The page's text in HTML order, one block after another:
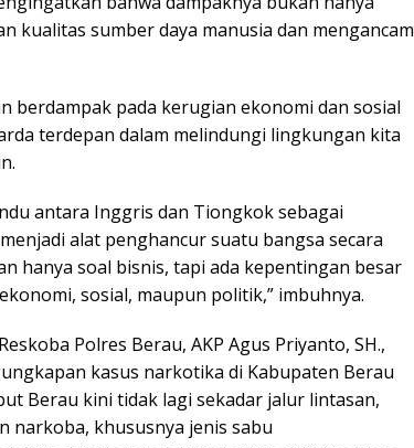
kualitas sumber daya manusia dan mengancam
berdampak pada kerugian ekonomi dan sosial
terdepan dalam melindungi lingkungan kita
antara Inggris dan Tiongkok sebagai
alat penghancur suatu bangsa secara
hanya soal bisnis, tapi ada kepentingan besar
sosial, maupun politik,” imbuhnya.
Polres Berau, AKP Agus Priyanto, SH.,
kasus narkotika di Kabupaten Berau
Berau kini tidak lagi sekadar jalur lintasan,
narkoba, khususnya jenis sabu